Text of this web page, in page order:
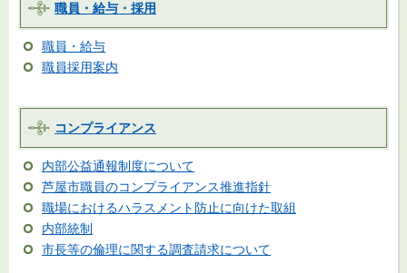
職員・給与・採用
職員・給与
職員採用案内
コンプライアンス
内部公益通報制度について
芦屋市職員のコンプライアンス推進指針
職場におけるハラスメント防止に向けた取組
内部統制
市長等の倫理に関する調査請求について